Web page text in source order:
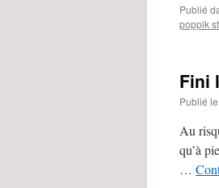
Publié
poppik
Fini
Publié le
Au
qu’à
…